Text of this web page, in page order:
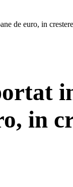
de euro, in
in